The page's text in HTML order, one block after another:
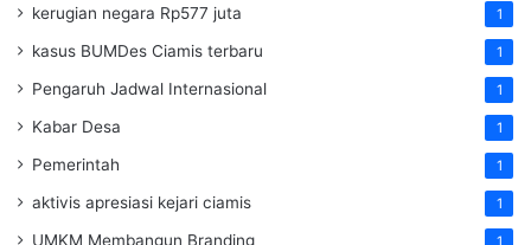
kerugian negara Rp577 juta 1
kasus BUMDes Ciamis terbaru 1
Pengaruh Jadwal Internasional 1
Kabar Desa 1
Pemerintah 1
aktivis apresiasi kejari ciamis 1
UMKM Membangun Branding 1